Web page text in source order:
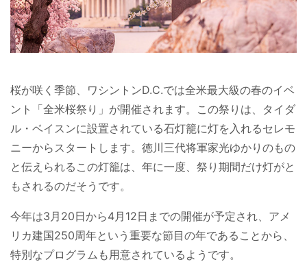
桜が咲く季節、ワシントンD.C.では全米最大級の春のイベ
ント「全米桜祭り」が開催されます。この祭りは、タイダ
ル・ベイスンに設置されている石灯籠に灯を入れるセレモ
ニーからスタートします。徳川三代将軍家光ゆかりのもの
と伝えられるこの灯籠は、年に一度、祭り期間だけ灯がと
もされるのだそうです。
今年は3月20日から4月12日までの開催が予定され、アメ
リカ建国250周年という重要な節目の年であることから、
特別なプログラムも用意されているようです。